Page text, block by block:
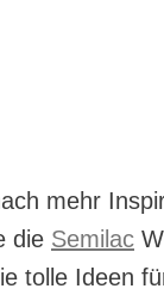
mehr
die Semilac
tolle Ideen